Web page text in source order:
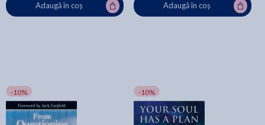
Adaugă în coș Adaugă în coș
-10% -10%